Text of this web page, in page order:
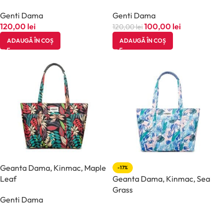
Genti Dama
120,00 lei
ADAUGĂ ÎN COȘ
Genti Dama
120,00lei100,00 lei
ADAUGĂ ÎN COȘ
Geanta Dama, Kinmac, Maple
Leaf
Genti Dama
-17%
Geanta Dama, Kinmac, Sea
Grass